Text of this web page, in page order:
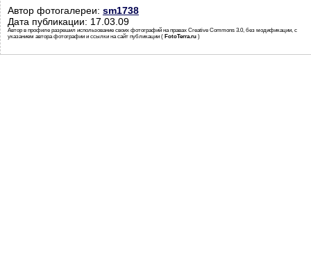
Автор фотогалереи: sm1738
Дата публикации: 17.03.09
Автор в профиле разрешил использование своих фотографий на правах Creative Commons 3.0, без модификации, с
указанием автора фотографии и ссылки на сайт публикации ( FotoTerra.ru )